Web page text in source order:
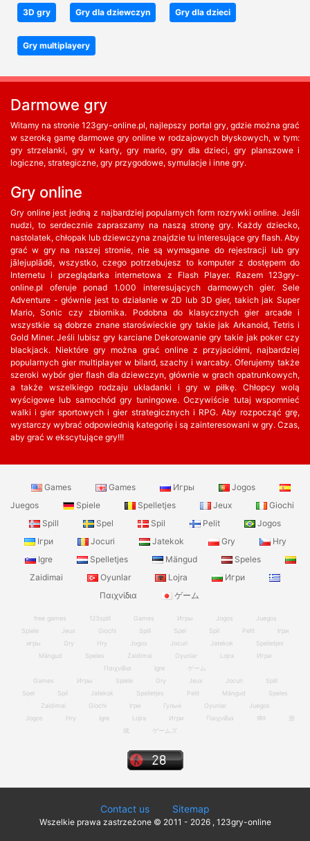
3D gry Gry dla dziewczyn Gry dla dzieci
Gry multiplayery
Darmowe gry
Witamy na stronie 123gry-online.pl, najlepszy portal gry, gdzie można grać
w szeroką gamę darmowe gry online w rodzajowych błyskowych, w tym:
gry strzelanki, gry w karty, gry mario, gry dla dzieci, gry planszowe i
logiczne, strategiczne, gry przygodowe, symulacje i inne gry.
Gry online
Gry online jest jedną z najbardziej popularnych form rozrywki online. Jeśli
nudzi, to serdecznie zapraszamy na naszą stronę gry. Każdy dziecko,
nastolatek, chłopak lub dziewczyna znajdzie tu interesujące gry flash. Aby
grać w gry na naszej stronie, nie są wymagane do rejestracji lub gry
jālejuplādē, wszystko, czego potrzebujesz to komputer z dostępem do
Internetu i przeglądarka internetowa z Flash Player. Razem 123gry-
online.pl oferuje ponad 1.000 interesujących darmowych gier. Sele
Adventure - głównie jest to działanie w 2D lub 3D gier, takich jak Super
Mario, Sonic czy zbiornika. Podobna do klasycznych gier arcade i
wszystkie są dobrze znane staroświeckie gry takie jak Arkanoid, Tetris i
Gold Miner. Jeśli lubisz gry karciane Dekorowanie gry takie jak poker czy
blackjack. Niektóre gry można grać online z przyjaciółmi, najbardziej
popularnych gier multiplayer w bilard, szachy i warcaby. Oferujemy także
szeroki wybór gier flash dla dziewczyn, głównie w grach opatrunkowych,
a także wszelkiego rodzaju układanki i gry w piłkę. Chłopcy wolą
wyścigowe lub samochód gry tuningowe. Oczywiście tutaj wspomnieć
walki i gier sportowych i gier strategicznych i RPG. Aby rozpocząć grę,
wystarczy wybrać odpowiednią kategorię i są zainteresowani w gry. Czas,
aby grać w ekscytujące gry!!!
Games Games Игры
Jogos
Juegos
Spiele Spelletjes Jeux
Giochi
Spill
Spel Spil Pelit
Jogos
Ігри
Jocuri Jatekok Gry
Hry
Igre
Spelletjes Mängud
Speles
Zaidimai
Oyunlar Lojra
Игри
Παιχνίδια
ゲーム
free games 123spill Games Игры Jogos
Juegos
Spiele
Jeux Giochi Spill Spel Spil Pelit
Ігри
игры
Gry Hry Jogos Jocuri Jatekok
Spelletjes
Mängud
Speles Zaidimai Oyunlar Lojra
Игри
Παιχνίδια
Igre
ゲーム
Games
Игры Spiele Gry Jeux Jocuri
Spill
Spel
Spil Jatekok Spelletjes Pelit Mängud
Speles
Zaidimai
Giochi Ігри Гульні Oyunlar
Juegos
Jogos
Hry Igre Lojra Игри Παιχνίδια खेल
游
戏
ゲームズ
Contact us Sitemap
Wszelkie prawa zastrzeżone © 2011 - 2026 , 123gry-online